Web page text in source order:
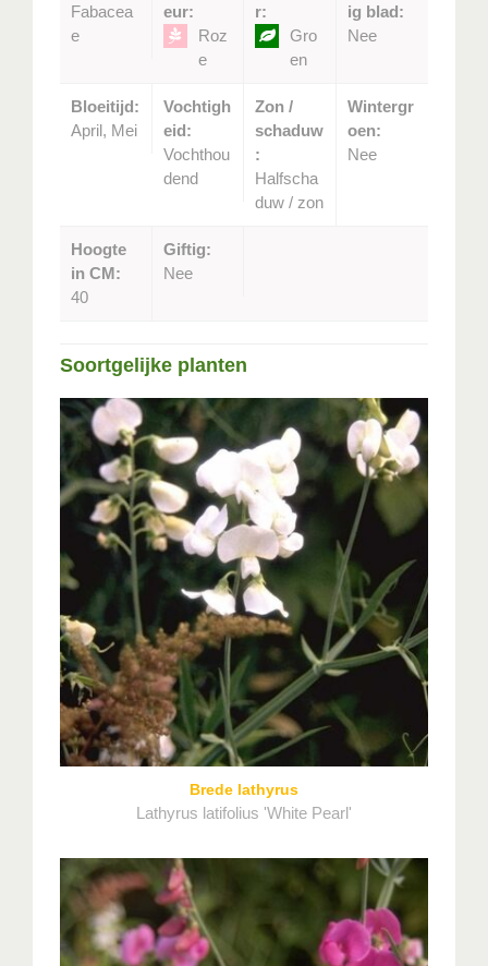
Fabacea
e
eur:
Roz
e
r:
Gro
en
ig blad:
Nee
Bloeitijd:
April, Mei
Vochtigh
eid:
Vochthou
dend
Zon /
schaduw
:
Halfscha
duw / zon
Wintergr
oen:
Nee
Hoogte
in CM:
40
Giftig:
Nee
Soortgelijke planten
Brede lathyrus
Lathyrus latifolius 'White Pearl'